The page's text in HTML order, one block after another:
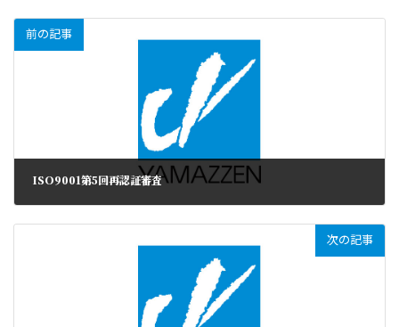
前の記事
ISO9001第5回再認証審査
次の記事